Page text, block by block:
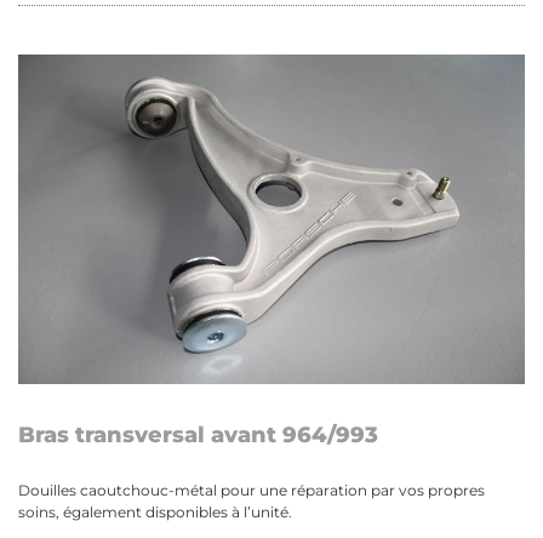
Bras transversal avant 964/993
Douilles caoutchouc-métal pour une réparation par vos propres
soins, également disponibles à l’unité.